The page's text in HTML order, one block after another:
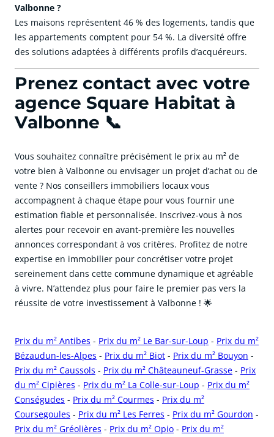
Valbonne ?
Les maisons représentent 46 % des logements, tandis que
les appartements comptent pour 54 %. La diversité offre
des solutions adaptées à différents profils d’acquéreurs.
Prenez contact avec votre
agence Square Habitat à
Valbonne 📞
Vous souhaitez connaître précisément le prix au m² de
votre bien à Valbonne ou envisager un projet d’achat ou de
vente ? Nos conseillers immobiliers locaux vous
accompagnent à chaque étape pour vous fournir une
estimation fiable et personnalisée. Inscrivez-vous à nos
alertes pour recevoir en avant-première les nouvelles
annonces correspondant à vos critères. Profitez de notre
expertise en immobilier pour concrétiser votre projet
sereinement dans cette commune dynamique et agréable
à vivre. N’attendez plus pour faire le premier pas vers la
réussite de votre investissement à Valbonne ! 🌟
Prix du m² Antibes - Prix du m² Le Bar-sur-Loup - Prix du m²
Bézaudun-les-Alpes - Prix du m² Biot - Prix du m² Bouyon -
Prix du m² Caussols - Prix du m² Châteauneuf-Grasse - Prix
du m² Cipières - Prix du m² La Colle-sur-Loup - Prix du m²
Conségudes - Prix du m² Courmes - Prix du m²
Coursegoules - Prix du m² Les Ferres - Prix du m² Gourdon -
Prix du m² Gréolières - Prix du m² Opio - Prix du m²